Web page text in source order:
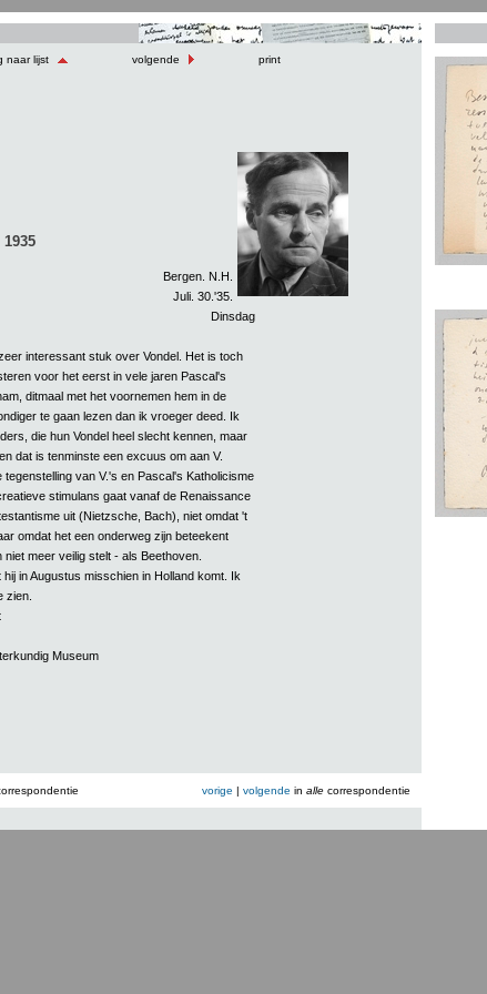
naar lijst volgende print
Bergen. N.H.
Juli. 30.'35.
Dinsdag
interessant stuk over Vondel. Het is toch
voor het eerst in vele jaren Pascal's
ditmaal met het voornemen hem in de
te gaan lezen dan ik vroeger deed. Ik
die hun Vondel heel slecht kennen, maar
dat is tenminste een excuus om aan V.
van V.'s en Pascal's Katholicisme
stimulans gaat vanaf de Renaissance
uit (Nietzsche, Bach), niet omdat 't
omdat het een onderweg zijn beteekent
meer veilig stelt - als Beethoven.
hij in Augustus misschien in Holland komt. Ik
zien.
Museum
vorige | volgende in allecorrespondentie